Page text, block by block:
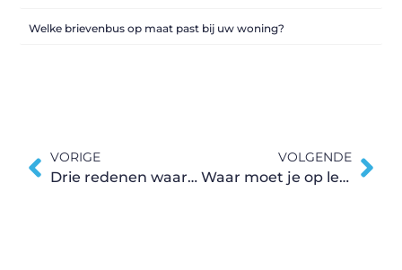
Welke brievenbus op maat past bij uw woning?
VORIGE
Drie redenen waarom een Under Armour trainingspak aan te raden is
VOLGENDE
Waar moet je op letten als je een huisbeveiligingscamera nodig hebt?